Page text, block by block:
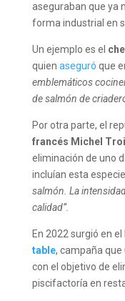
aseguraban que ya
forma industrial en
Un ejemplo es el
quien aseguró que
emblemáticos
de salmón de
Por otra parte, el
francés Michel
eliminación de uno
incluían esta
salmón. La
calidad”.
En 2022 surgió en
table, campaña
con el objetivo de
piscifactoría en